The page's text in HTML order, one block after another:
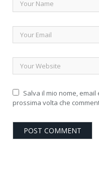
Salva il mio nome,
prossima volta che